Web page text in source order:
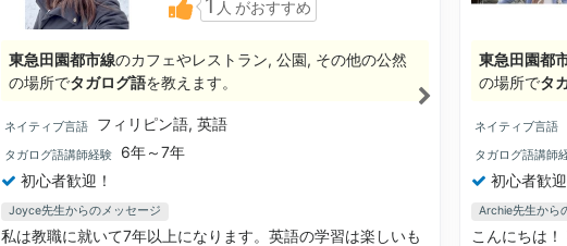
人 がおすすめ
東急田園都市線のカフェやレストラン, 公園, その他の公然
の場所でタガログ語を教えます。
ネイティブ言語 フィリピン語, 英語
タガログ語講師経験
6年～7年
初心者歓迎！
Joyce先生からのメッセージ
私は教職に就いて7年以上になります。英語の学習は楽しいも
東急田園都
の場所でタ
ネイティブ言語
タガログ語講師
初心者歓迎
Archie先生から
こんにちは